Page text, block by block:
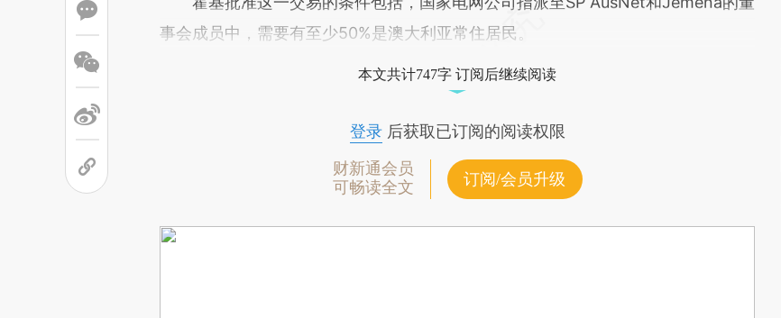
事会成员中，需要有至少50%是澳大利亚常住居民。
本文共计747字 订阅后继续阅读
登录后获取已订阅的阅读权限
财新通会员
可畅读全文
订阅/会员升级